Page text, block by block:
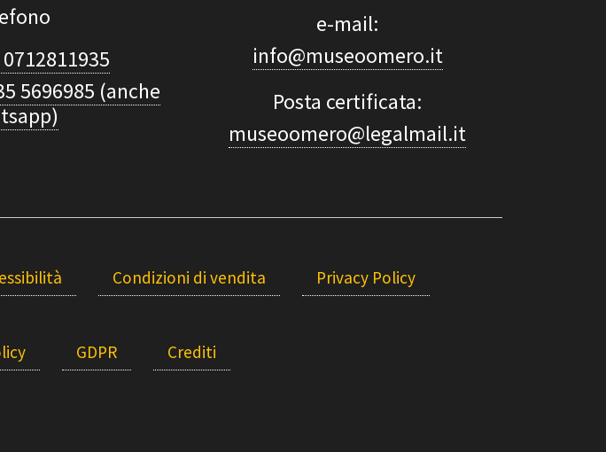
5696985 (anche
e-mail:
info@museoomero.it
Posta certificata:
museoomero@legalmail.it
Condizioni di vendita Privacy Policy
GDPR Crediti